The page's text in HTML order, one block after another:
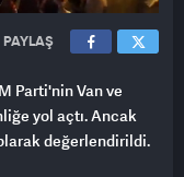
PAYLAŞ
Parti'nin Van ve
yol açtı. Ancak
değerlendirildi.